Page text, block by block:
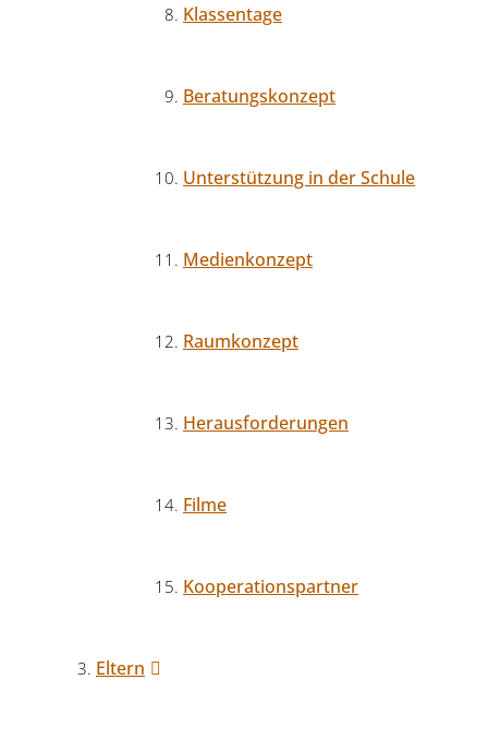
Klassentage
Beratungskonzept
Unterstützung in der Schule
Medienkonzept
Raumkonzept
Herausforderungen
Filme
Kooperationspartner
Eltern